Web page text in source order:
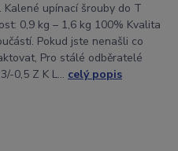
Kalené upínací šrouby do T
0,9 kg – 1,6 kg 100% Kvalita
Pokud jste nenašli co
Pro stálé odběratelé
0,5 Z K L... celý popis